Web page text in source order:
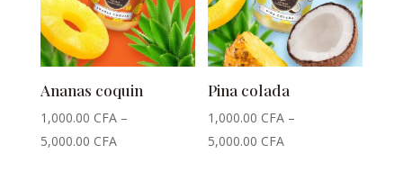
Ananas coquin
1,000.00 CFA–
5,000.00 CFA
Pina colada
1,000.00 CFA –
5,000.00 CFA